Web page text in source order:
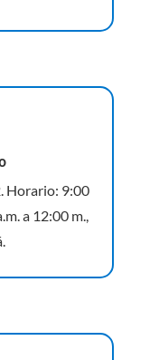
Horario: 9:00
a 12:00 m.,